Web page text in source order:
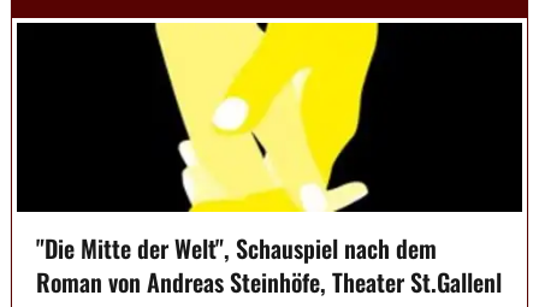
"Die Mitte der Welt", Schauspiel nach dem
Roman von Andreas Steinhöfe, Theater St.Gallenl